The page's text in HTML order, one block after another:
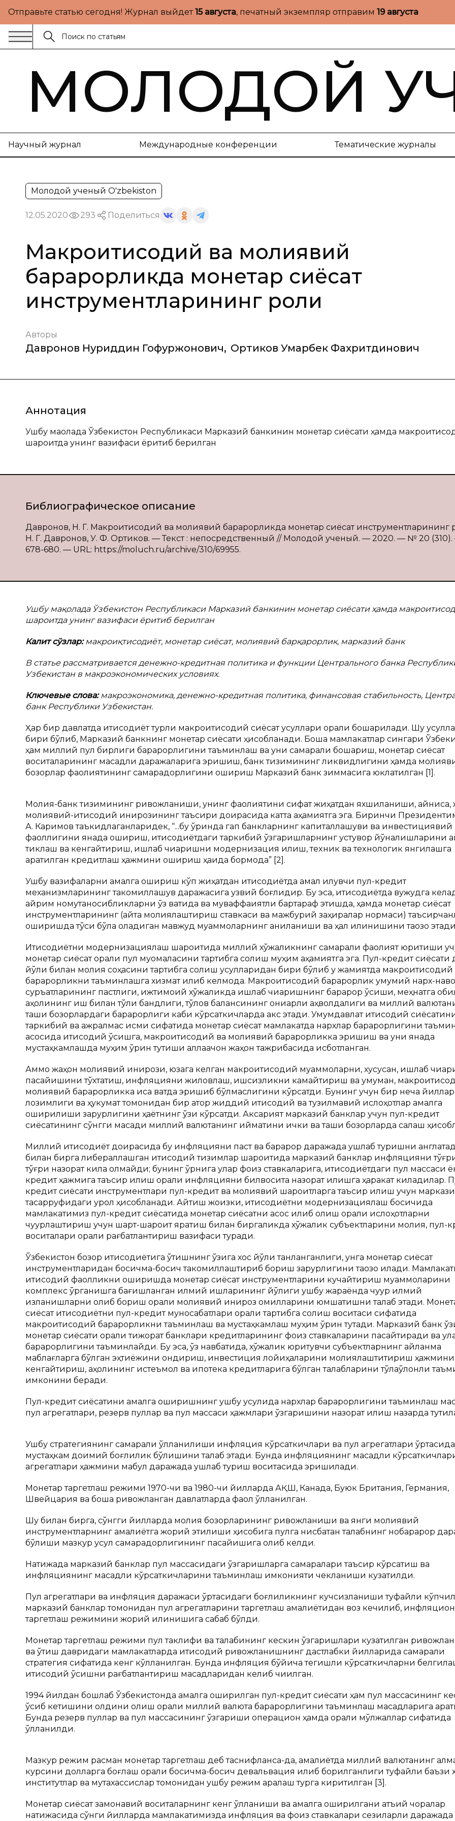
Отправьте статью сегодня! Журнал выйдет15 августа, печатный экземпляр отправим 19 августа
МОЛОДОЙ
Научный журнал Международные конференции Тематические журналы
Молодой ученый O'zbekiston
12.05.2020 293 Поделиться
Макроиқтисодий ва молиявий
барқарорликда монетар сиёсат
инструментларининг роли
Авторы
Давронов Нуриддин Гофуржонович, Ортиков Умарбек Фахритдинович
Аннотация
Ушбу мақолада Ўзбекистон Республикаси Марказий банкинин монетар сиёсати ҳамда
шароитда унинг вазифаси ёритиб берилган
Библиографическое описание
Давронов, Н. Г. Макроиқтисодий ва молиявий барқарорликда монетар сиёсат инструментларининг
Н. Г. Давронов, У. Ф. Ортиков. — Текст : непосредственный // Молодой ученый. — 2020. — № 20 (310).
678-680. — URL: https://moluch.ru/archive/310/69955.
Ушбу мақолада Ўзбекистон Республикаси Марказий банкинин монетар сиёсати ҳамда
шароитда унинг вазифаси ёритиб берилган
Калит сўзлар:макроиқтисодиёт, монетар сиёсат, молиявий барқарорлик, марказий банк
В статье рассматривается денежно-кредитная политика и функции Центрального банка
Узбекистан в макроэкономических условиях.
Ключевые слова:макроэкономика, денежно-кредитная политика, финансовая стабильность,
банк Республики Узбекистан.
Ҳар бир давлатда иқтисодиёт турли макроиқтисодий сиёсат усуллари орқали бошқарилади. Шу
бири бўлиб, Марказий банкнинг монетар сиёсати ҳисобланади. Бошқа мамлакатлар сингари
ҳам миллий пул бирлиги барқарорлигини таъминлаш ва уни самарали бошқариш, монетар сиёсат
воситаларининг мақсадли даражаларига эришиш, банк тизимининг ликвидлигини ҳамда
бозорлар фаолиятининг самарадорлигини ошириш Марказий банк зиммасига юклатилган [1].
Молия-банк тизимининг ривожланиши, унинг фаолиятини сифат жиҳатдан яхшиланиши, айниқса,
молиявий-иқтисодий инқирозининг таъсири доирасида катта аҳамиятга эга. Биринчи
А. Каримов таъкидлаганларидек, “...бу ўринда гап банкларнинг капиталлашуви ва инвестициявий
фаоллигини янада ошириш, иқтисодиётдаги таркибий ўзгаришларнинг устувор йўналишларини
тиклаш ва кенгайтириш, ишлаб чиқаришни модернизация қилиш, теxник ва теxнологик янгилашга
қаратилган кредитлаш ҳажмини ошириш ҳақида бормоқда” [2].
Ушбу вазифаларни амалга ошириш кўп жиҳатдан иқтисодиётда амал қилувчи пул-кредит
механизмларининг такомиллашув даражасига узвий боғлиқдир. Бу эса, иқтисодиётда вужудга
айрим номутаносибликларни ўз вақтида ва муваффақиятли бартараф этишда, ҳамда монетар сиёсат
инструментларининг (қайта молиялаштириш ставкаси ва мажбурий заҳиралар нормаси)
оширишда тўсиқ бўла оладиган мавжуд муаммоларнинг аниқланиши ва ҳал қилинишини тақозо
Иқтисодиётни модернизациялаш шароитида миллий хўжаликнинг самарали фаолият юритиши
монетар сиёсат орқали пул муомаласини тартибга солиш муҳим аҳамиятга эга. Пул-кредит сиёсати
йўли билан молия соҳасини тартибга солиш усулларидан бири бўлиб у жамиятда макроиқтисодий
барқарорликни таъминлашга хизмат қилиб келмоқда. Макроиқтисодий барқарорлик умумий нарх-
суръатларининг пастлиги, ижтимоий хўжаликда ишлаб чиқаришнинг барқарор ўсиши, меҳнатга
аҳолининг иш билан тўлиқ бандлиги, тўлов балансининг қониқарли аҳволдалиги ва миллий
ташқи бозорлардаги барқарорлиги каби кўрсаткичларда акс этади. Умумдавлат иқтисодий
таркибий ва ажралмас қисми сифатида монетар сиёсат мамлакатда нархлар барқарорлигини
асосида иқтисодий ўсишга, макроиқтисодий ва молиявий барқарорликка эришиш ва уни янада
мустаҳкамлашда муҳим ўрин тутиши аллақачон жаҳон тажрибасида исботланган.
Аммо жаҳон молиявий инқирози, юзага келган макроиқтисодий муаммоларни, хусусан, ишлаб
пасайишини тўхтатиш, инфляцияни жиловлаш, ишсизликни камайтириш ва умуман,
молиявий барқарорликка қисқа вақтда эришиб бўлмаслигини кўрсатди. Бунинг учун бир неча йиллар
лозимлиги ва ҳукумат томонидан бир қатор жиддий иқтисодий ва тузилмавий ислоҳотлар амалга
оширилиши зарурлигини ҳаётнинг ўзи кўрсатди. Аксарият марказий банклар учун пул-кредит
сиёсатининг сўнгги мақсади миллий валютанинг қийматини ички ва ташқи бозорларда сақлаш
Миллий иқтисодиёт доирасида бу инфляцияни паст ва барқарор даражада ушлаб туришни
билан бирга либераллашган иқтисодий тизимлар шароитида марказий банклар инфляцияни
тўғри назорат кила олмайди; бунинг ўрнига улар фоиз ставкаларига, иқтисодиётдаги пул массаси
кредит ҳажмига таъсир қилиш орқали инфляцияни билвосита назорат қилишга ҳаракат киладилар.
кредит сиёсати инструментлари пул-кредит ва молиявий шароитларга таъсир қилиш учун
тасарруфидаги қурол ҳисобланади. Айтиш жоизки, иқтисодиётни модернизациялаш босқичида
мамлакатимиз пул-кредит сиёсатида монетар сиёсатни асос қилиб олиш орқали ислоҳотларни
чуқурлаштириш учун шарт-шароит яратиш билан биргаликда хўжалик субъектларини молия, пул-
воситалари орқали рағбатлантириш вазифаси туради.
Ўзбекистон бозор иқтисодиётига ўтишнинг ўзига хос йўли танланганлиги, унга монетар сиёсат
инструментларидан босқичма-босқич такомиллаштириб бориш зарурлигини тақозо қилади.
иқтисодий фаолликни оширишда монетар сиёсат инструментларини кучайтириш муаммоларини
комплекс ўрганишга бағишланган илмий ишларининг йўқлиги ушбу жараёнда чуқур илмий
изланишларни олиб бориш орқали молиявий инқироз омилларини юмшатишни талаб этади.
сиёсат иқтисодиётни пул-кредит муносабатлари орқали тартибга солиш воситаси сифатида
макроиқтисодий барқарорликни таъминлаш ва мустаҳкамлаш муҳим ўрин тутади. Марказий банк
монетар сиёсати орқали тижорат банклари кредитларининг фоиз ставкаларини пасайтиради ва
барқарорлигини таъминлайди. Бу эса, ўз навбатида, хўжалик юритувчи субъектларнинг айланма
маблағларга бўлган эҳтиёжини қондириш, инвестиция лойиҳаларини молиялаштитириш ҳажмини
кенгайтириш, аҳолининг истеъмол ва ипотека кредитларига бўлган талабларини тўлақўлонли
имконини беради.
Пул-кредит сиёсатини амалга оширишнинг ушбу усулида нархлар барқарорлигини таъминлаш
пул агрегатлари, резерв пуллар ва пул массаси ҳажмлари ўзгаришини назорат қилиш назарда
Ушбу стратегиянинг самарали қўлланилиши инфляция кўрсаткичлари ва пул агрегатлари
мустаҳкам доимий боғлиқлик бўлишини талаб этади. Бунда инфляциянинг мақсадли
агрегатлари ҳажмини мақбул даражада ушлаб туриш воситасида эришилади.
Монетар таргетлаш режими 1970-чи ва 1980-чи йилларда АҚШ, Канада, Буюк Британия, Германия,
Швейцария ва бошқа ривожланган давлатларда фаол қўлланилган.
Шу билан бирга, сўнгги йилларда молия бозорларининг ривожланиши ва янги молиявий
инструментларнинг амалиётга жорий этилиши ҳисобига пулга нисбатан талабнинг нобарқарор
бўлиши мазкур усул самарадорлигининг пасайишига олиб келди.
Натижада марказий банклар пул массасидаги ўзгаришларга самаралари таъсир кўрсатиш ва
инфляциянинг мақсадли кўрсаткичларини таъминлаш имконияти чекланиши кузатилди.
Пул агрегатлари ва инфляция даражаси ўртасидаги боғлиқликнинг кучсизланиши туфайли
марказий банклар томонидан пул агрегатларини таргетлаш амалиётидан воз кечилиб, инфляцион
таргетлаш режимини жорий қилинишига сабаб бўлди.
Монетар таргетлаш режими пул таклифи ва талабининг кескин ўзгаришлари кузатилган
ва ўтиш давридаги мамлакатларда иқтисодий ривожланишнинг дастлабки йилларида самарали
стратегия сифатида кенг кўлланилган. Бунда инфляция бўйича тегишли кўрсаткичларни
иқтисодий ўсишни рағбатлантириш мақсадларидан келиб чиқилган.
1994 йилдан бошлаб Ўзбекистонда амалга оширилган пул-кредит сиёсати ҳам пул массасининг
ўсиб кетишини олдини олиш орқали миллий валюта барқарорлигини таъминлаш мақсадларига
Бунда резерв пуллар ва пул массасининг ўзгариши операцион ҳамда оралиқ мўлжаллар сифатида
қўлланилди.
Мазкур режим расман монетар таргетлаш деб таснифланса-да, амалиётда миллий валютанинг
курсини долларга боғлаш орқали босқичма-босқич девальвация қилиб борилганлиги туфайли баъзи
институтлар ва мутахассислар томонидан ушбу режим аралаш турга киритилган [3].
Монетар сиёсат замонавий воситаларнинг кенг қўлланиши ва амалга оширилгани қатъий чоралар
натижасида сўнги йилларда мамлакатимизда инфляция ва фоиз ставкалари сезиларли даражада